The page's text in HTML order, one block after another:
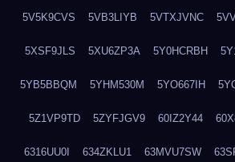
5V5K9CVS 5VB3LIYB 5VTXJVNC
5XSF9JLS 5XU6ZP3A 5Y0HCRBH
5YB5BBQM 5YHM530M 5YO667IH
5Z1VP9TD 5ZYFJGV9 60IZ2Y44
6316UU0I 634ZKLU1 63MVU7SW